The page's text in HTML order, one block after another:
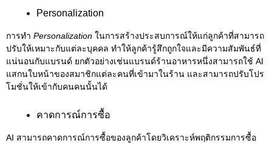
Personalization
การทำ Personalization ในการสร้างประสบการณ์ให้แก่ลูกค้าที่สามารถ
ปรับให้เหมาะกับแต่ละบุคคล ทำให้ลูกค้ารู้สึกถูกใจและมีความสัมพันธ์ที่
แน่นอนกับแบรนด์ ยกตัวอย่างเช่นแบรนด์ร้านอาหารหนึ่งสามารถใช้ AI
แสกนใบหน้าของสมาชิกแต่ละคนที่เข้ามาในร้าน และสามารถปรับโปร
โมชั่นให้เข้ากับคนคนนั้นได้
คาดการณ์การซื้อ
AI สามารถคาดการณ์การซื้อของลูกค้าโดยวิเคราะห์พฤติกรรมการซื้อ